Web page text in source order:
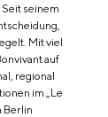
seinem
Mit viel
auf
regional
im „Le
Berlin